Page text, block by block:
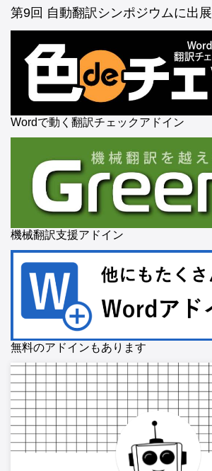
第9回 自動翻訳シンポジウムに出展
Wordで動く翻訳チェックアドイン
機械翻訳支援アドイン
無料のアドインもあります